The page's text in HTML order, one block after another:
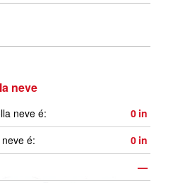
neve
neve é: 0 in
é:
0 in
—